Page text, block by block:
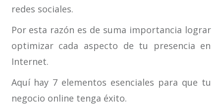
redes sociales.
Por esta razón es de suma importancia lograr
optimizar cada aspecto de tu presencia en
Internet.
Aquí hay 7 elementos esenciales para que tu
negocio online tenga éxito.